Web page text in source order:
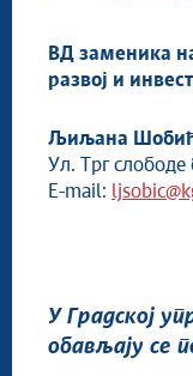
Радна тела
Привредни
Служба за
Јавна
ВД заменика
развој и
Љиљана
Ул. Трг слободе
E-mail:
У Градској
обављају се